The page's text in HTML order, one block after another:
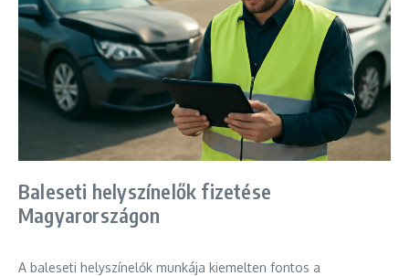
Baleseti helyszínelők fizetése
Magyarországon
A baleseti helyszínelők munkája kiemelten fontos a